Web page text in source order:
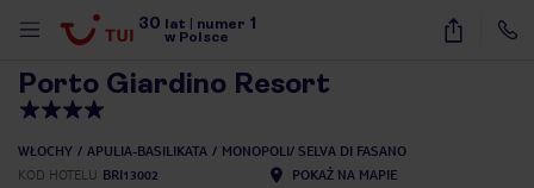
30 lat numer 1
w Polsce
21
Porto Giardino Resort
WŁOCHY APULIA-BASILIKATA
MONOPOLI/ SELVA DI FASANO
KOD HOTELU BRI13002 POKAŻ NA MAPIE